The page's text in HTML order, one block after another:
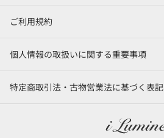
ご利用規約
個人情報の取扱いに関する重要事項
特定商取引法・古物営業法に基づく表記